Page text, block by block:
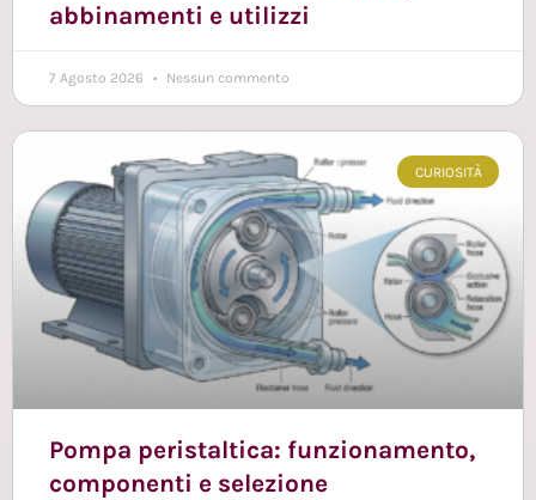
abbinamenti e utilizzi
7 Agosto 2026 Nessun commento
CURIOSITÀ
Pompa peristaltica: funzionamento,
componenti e selezione